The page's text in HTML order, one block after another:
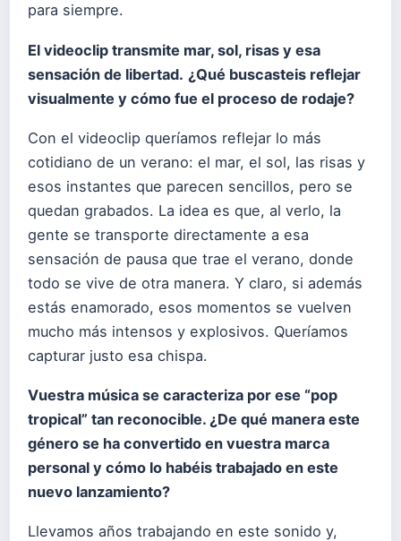
para siempre.
El videoclip transmite mar, sol, risas y esa
sensación de libertad. ¿Qué buscasteis reflejar
visualmente y cómo fue el proceso de rodaje?
Con el videoclip queríamos reflejar lo más
cotidiano de un verano: el mar, el sol, las risas y
esos instantes que parecen sencillos, pero se
quedan grabados. La idea es que, al verlo, la
gente se transporte directamente a esa
sensación de pausa que trae el verano, donde
todo se vive de otra manera. Y claro, si además
estás enamorado, esos momentos se vuelven
mucho más intensos y explosivos. Queríamos
capturar justo esa chispa.
Vuestra música se caracteriza por ese “pop
tropical” tan reconocible. ¿De qué manera este
género se ha convertido en vuestra marca
personal y cómo lo habéis trabajado en este
nuevo lanzamiento?
Llevamos años trabajando en este sonido y,